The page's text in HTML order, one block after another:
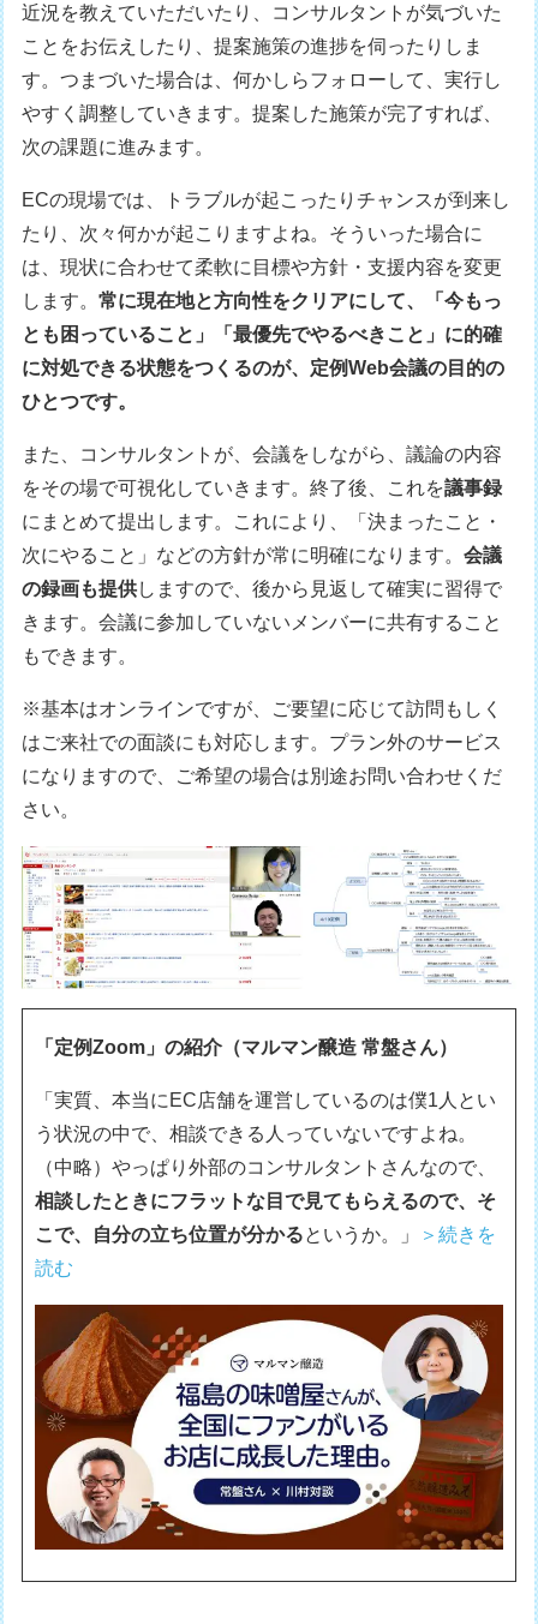
近況を教えていただいたり、コンサルタントが気づいた
ことをお伝えしたり、提案施策の進捗を伺ったりしま
す。つまづいた場合は、何かしらフォローして、実行し
やすく調整していきます。提案した施策が完了すれば、
次の課題に進みます。
ECの現場では、トラブルが起こったりチャンスが到来し
たり、次々何かが起こりますよね。そういった場合に
は、現状に合わせて柔軟に目標や方針・支援内容を変更
します。常に現在地と方向性をクリアにして、「今もっ
とも困っていること」「最優先でやるべきこと」に的確
に対処できる状態をつくるのが、定例Web会議の目的の
ひとつです。
また、コンサルタントが、会議をしながら、議論の内容
をその場で可視化していきます。終了後、これを議事録
にまとめて提出します。これにより、「決まったこと・
次にやること」などの方針が常に明確になります。会議
の録画も提供しますので、後から見返して確実に習得で
きます。会議に参加していないメンバーに共有すること
もできます。
※基本はオンラインですが、ご要望に応じて訪問もしく
はご来社での面談にも対応します。プラン外のサービス
になりますので、ご希望の場合は別途お問い合わせくだ
さい。
「定例Zoom」の紹介（マルマン醸造 常盤さん）
「実質、本当にEC店舗を運営しているのは僕1人とい
う状況の中で、相談できる人っていないですよね。
（中略）やっぱり外部のコンサルタントさんなので、
相談したときにフラットな目で見てもらえるので、そ
こで、自分の立ち位置が分かるというか。」
＞続きを
読む